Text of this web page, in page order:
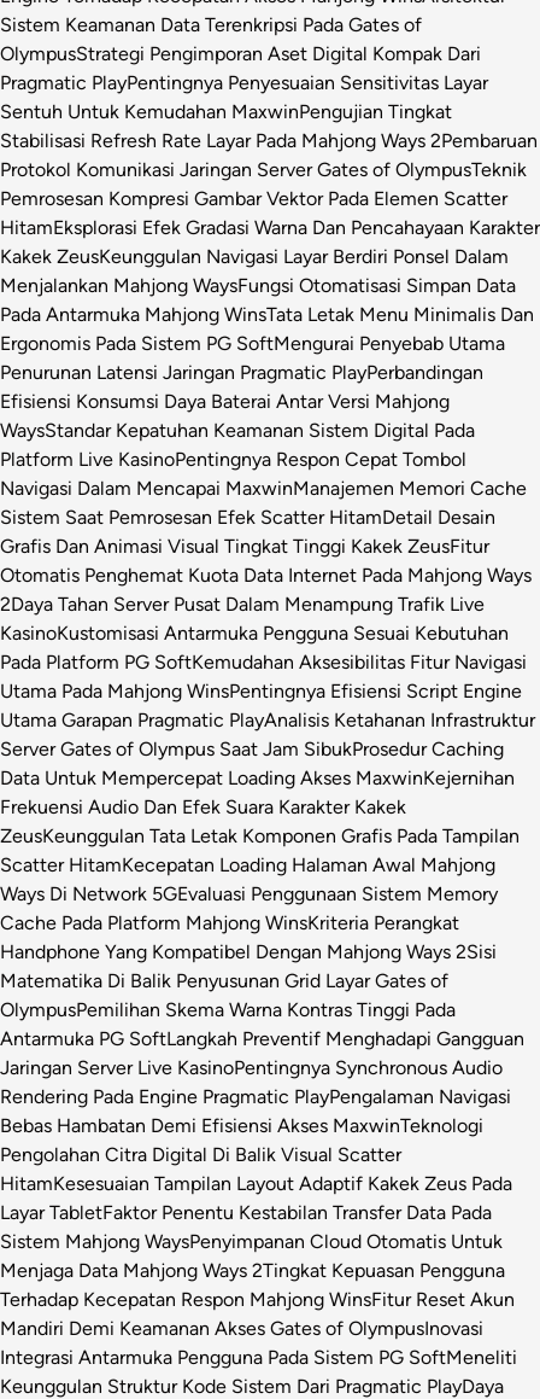
Sistem Keamanan Data Terenkripsi Pada Gates of
OlympusStrategi Pengimporan Aset Digital Kompak Dari
Pragmatic PlayPentingnya Penyesuaian Sensitivitas Layar
Sentuh Untuk Kemudahan MaxwinPengujian Tingkat
Stabilisasi Refresh Rate Layar Pada Mahjong Ways 2Pembaruan
Protokol Komunikasi Jaringan Server Gates of OlympusTeknik
Pemrosesan Kompresi Gambar Vektor Pada Elemen Scatter
HitamEksplorasi Efek Gradasi Warna Dan Pencahayaan Karakter
Kakek ZeusKeunggulan Navigasi Layar Berdiri Ponsel Dalam
Menjalankan Mahjong WaysFungsi Otomatisasi Simpan Data
Pada Antarmuka Mahjong WinsTata Letak Menu Minimalis Dan
Ergonomis Pada Sistem PG SoftMengurai Penyebab Utama
Penurunan Latensi Jaringan Pragmatic PlayPerbandingan
Efisiensi Konsumsi Daya Baterai Antar Versi Mahjong
WaysStandar Kepatuhan Keamanan Sistem Digital Pada
Platform Live KasinoPentingnya Respon Cepat Tombol
Navigasi Dalam Mencapai MaxwinManajemen Memori Cache
Sistem Saat Pemrosesan Efek Scatter HitamDetail Desain
Grafis Dan Animasi Visual Tingkat Tinggi Kakek ZeusFitur
Otomatis Penghemat Kuota Data Internet Pada Mahjong Ways
2Daya Tahan Server Pusat Dalam Menampung Trafik Live
KasinoKustomisasi Antarmuka Pengguna Sesuai Kebutuhan
Pada Platform PG SoftKemudahan Aksesibilitas Fitur Navigasi
Utama Pada Mahjong WinsPentingnya Efisiensi Script Engine
Utama Garapan Pragmatic PlayAnalisis Ketahanan Infrastruktur
Server Gates of Olympus Saat Jam SibukProsedur Caching
Data Untuk Mempercepat Loading Akses MaxwinKejernihan
Frekuensi Audio Dan Efek Suara Karakter Kakek
ZeusKeunggulan Tata Letak Komponen Grafis Pada Tampilan
Scatter HitamKecepatan Loading Halaman Awal Mahjong
Ways Di Network 5GEvaluasi Penggunaan Sistem Memory
Cache Pada Platform Mahjong WinsKriteria Perangkat
Handphone Yang Kompatibel Dengan Mahjong Ways 2Sisi
Matematika Di Balik Penyusunan Grid Layar Gates of
OlympusPemilihan Skema Warna Kontras Tinggi Pada
Antarmuka PG SoftLangkah Preventif Menghadapi Gangguan
Jaringan Server Live KasinoPentingnya Synchronous Audio
Rendering Pada Engine Pragmatic PlayPengalaman Navigasi
Bebas Hambatan Demi Efisiensi Akses MaxwinTeknologi
Pengolahan Citra Digital Di Balik Visual Scatter
HitamKesesuaian Tampilan Layout Adaptif Kakek Zeus Pada
Layar TabletFaktor Penentu Kestabilan Transfer Data Pada
Sistem Mahjong WaysPenyimpanan Cloud Otomatis Untuk
Menjaga Data Mahjong Ways 2Tingkat Kepuasan Pengguna
Terhadap Kecepatan Respon Mahjong WinsFitur Reset Akun
Mandiri Demi Keamanan Akses Gates of OlympusInovasi
Integrasi Antarmuka Pengguna Pada Sistem PG SoftMeneliti
Keunggulan Struktur Kode Sistem Dari Pragmatic PlayDaya